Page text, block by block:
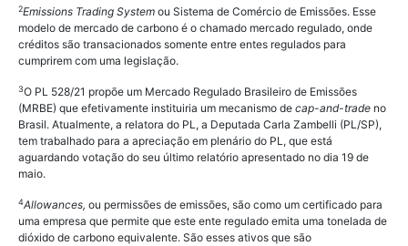
2Emissions Trading System ou Sistema de Comércio de Emissões. Esse
modelo de mercado de carbono é o chamado mercado regulado, onde
créditos são transacionados somente entre entes regulados para
cumprirem com uma legislação.
3O PL 528/21 propõe um Mercado Regulado Brasileiro de Emissões
(MRBE) que efetivamente instituiria um mecanismo de cap-and-trade no
Brasil. Atualmente, a relatora do PL, a Deputada Carla Zambelli (PL/SP),
tem trabalhado para a apreciação em plenário do PL, que está
aguardando votação do seu último relatório apresentado no dia 19 de
maio.
4Allowances, ou permissões de emissões, são como um certificado para
uma empresa que permite que este ente regulado emita uma tonelada de
dióxido de carbono equivalente. São esses ativos que são